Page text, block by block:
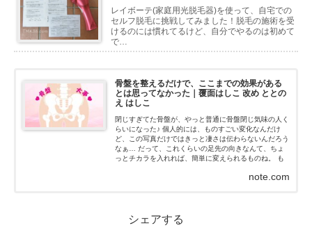
レイボーテ(家庭用光脱毛器)を使って、自宅での
セルフ脱毛に挑戦してみました！脱毛の施術を受
けるのには慣れてるけど、自分でやるのは初めて
で…
骨盤を整えるだけで、ここまでの効果がある
とは思ってなかった｜覆面はしこ 改め ととの
え はしこ
閉じすぎてた骨盤が、やっと普通に骨盤閉じ気味の人く
らいになった♪ 個人的には、ものすごい変化なんだけ
ど、この写真だけではきっと凄さは伝わらないんだろう
なぁ… だって、これくらいの足先の向きなんて、ちょ
っとチカラを入れれば、簡単に変えられるものね。 も
note.com
シェアする